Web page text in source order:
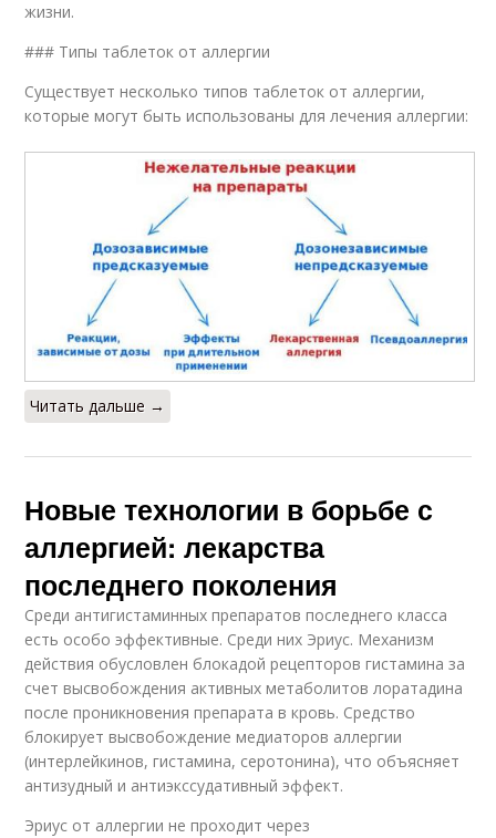
жизни.
### Типы таблеток от аллергии
Существует несколько типов таблеток от аллергии,
которые могут быть использованы для лечения аллергии:
Читать дальше →
Новые технологии в борьбе с
аллергией: лекарства
последнего поколения
Среди антигистаминных препаратов последнего класса
есть особо эффективные. Среди них Эриус. Механизм
действия обусловлен блокадой рецепторов гистамина за
счет высвобождения активных метаболитов лоратадина
после проникновения препарата в кровь. Средство
блокирует высвобождение медиаторов аллергии
(интерлейкинов, гистамина, серотонина), что объясняет
антизудный и антиэкссудативный эффект.
Эриус от аллергии не проходит через